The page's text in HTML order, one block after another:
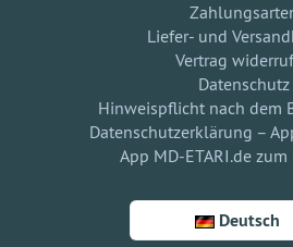
Liefer- und
Vertrag
Datenschutz
Hinweispflicht nach dem
Datenschutzerklärung –
App MD-ETARI.de
Deutsch